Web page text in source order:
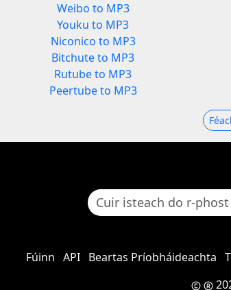
Weibo to MP3
Youku to MP3
Niconico to MP3
Bitchute to MP3
Rutube to MP3
Peertube to MP3
Fúinn API Beartas Príobháideachta